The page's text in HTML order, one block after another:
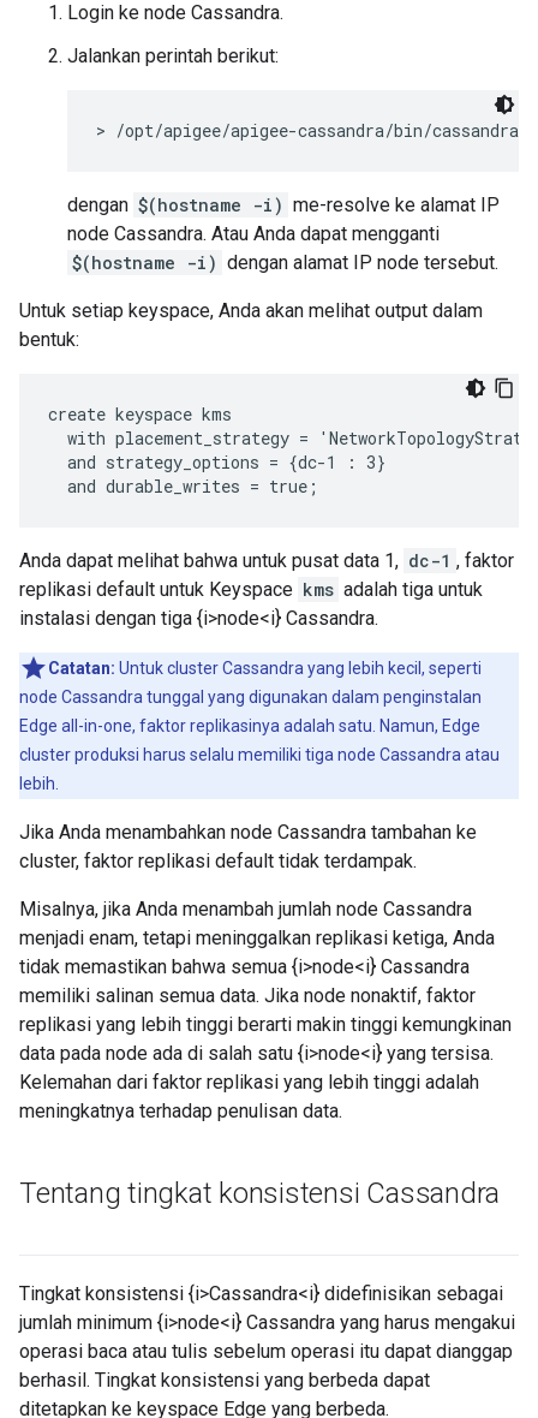
Login ke node Cassandra.
Jalankan perintah berikut:
> /opt/apigee/apigee-cassandra/bin/
dengan $(hostname -i) me-resolve ke alamat IP
node Cassandra. Atau Anda dapat mengganti
$(hostname -i) dengan alamat IP node tersebut.
Untuk setiap keyspace, Anda akan melihat output dalam
bentuk:
create keyspace kms
with placement_strategy =
  and strategy_options = {dc-1 : 3}
  and durable_writes = true;
Anda dapat melihat bahwa untuk pusat data 1, dc-1 , faktor
replikasi default untuk Keyspace kms adalah tiga untuk
instalasi dengan tiga {i>node<i} Cassandra.
Catatan: Untuk cluster Cassandra yang lebih kecil, seperti
node Cassandra tunggal yang digunakan dalam penginstalan
Edge all-in-one, faktor replikasinya adalah satu. Namun, Edge
cluster produksi harus selalu memiliki tiga node Cassandra atau
lebih.
Jika Anda menambahkan node Cassandra tambahan ke
cluster, faktor replikasi default tidak terdampak.
Misalnya, jika Anda menambah jumlah node Cassandra
menjadi enam, tetapi meninggalkan replikasi ketiga, Anda
tidak memastikan bahwa semua {i>node<i} Cassandra
memiliki salinan semua data. Jika node nonaktif, faktor
replikasi yang lebih tinggi berarti makin tinggi kemungkinan
data pada node ada di salah satu {i>node<i} yang tersisa.
Kelemahan dari faktor replikasi yang lebih tinggi adalah
meningkatnya terhadap penulisan data.
Tentang tingkat konsistensi Cassandra
Tingkat konsistensi {i>Cassandra<i} didefinisikan sebagai
jumlah minimum {i>node<i} Cassandra yang harus mengakui
operasi baca atau tulis sebelum operasi itu dapat dianggap
berhasil. Tingkat konsistensi yang berbeda dapat
ditetapkan ke keyspace Edge yang berbeda.